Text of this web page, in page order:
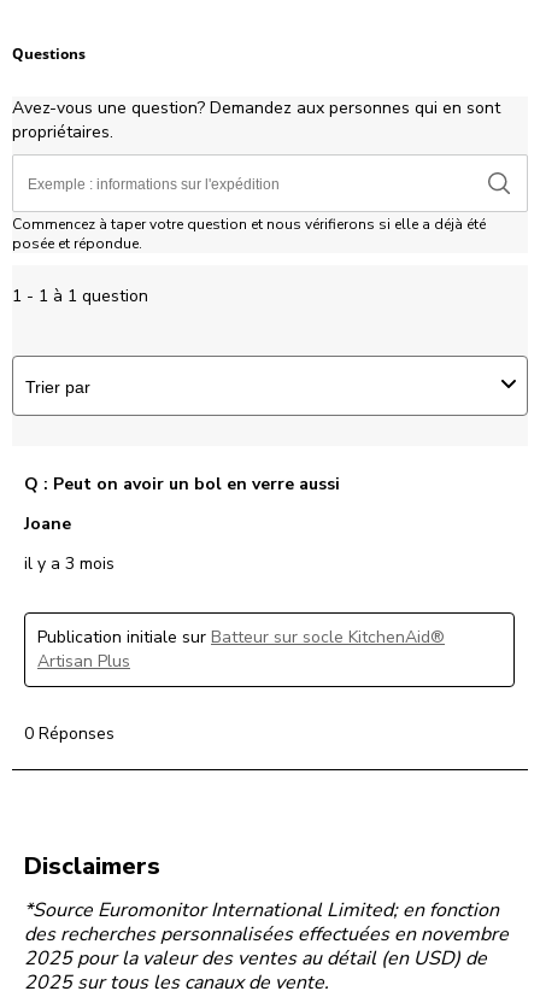
ouvrira
de
soumission.
de
de
de
de
Questions
Avez-vous une question? Demandez aux personnes qui en sont
propriétaires.
Commencez à taper votre question et nous vérifierons si elle a déjà été
posée et répondue.
1 - 1 à 1 question
Trier par
Q : Peut on avoir un bol en verre aussi
Joane
il y a 3 mois
Publication initiale sur Batteur sur socle KitchenAid®
Artisan Plus
0 Réponses
Disclaimers
*Source Euromonitor International Limited; en fonction
des recherches personnalisées effectuées en novembre
2025 pour la valeur des ventes au détail (en USD) de
2025 sur tous les canaux de vente.